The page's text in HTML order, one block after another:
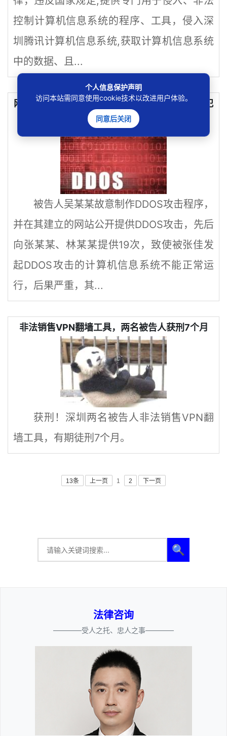
控制计算机信息系统的程序、工具，侵入深
圳腾讯计算机信息系统,获取计算机信息系统
中的数据、且...
网吧屡遭DDOS攻击瘫痪，一审法院认定其构成犯
罪
被告人吴某某故意制作DDOS攻击程序，
并在其建立的网站公开提供DDOS攻击，先后
向张某某、林某某提供19次，致使被张佳发
起DDOS攻击的计算机信息系统不能正常运
行，后果严重，其...
非法销售VPN翻墙工具，两名被告人获刑7个月
获刑！深圳两名被告人非法销售VPN翻
墙工具，有期徒刑7个月。
13条 上一页 1 2 下一页
🔍
法律咨询
————受人之托、忠人之事————
个人信息保护声明
访问本站需同意使用cookie技术以改进用户体验。
同意后关闭